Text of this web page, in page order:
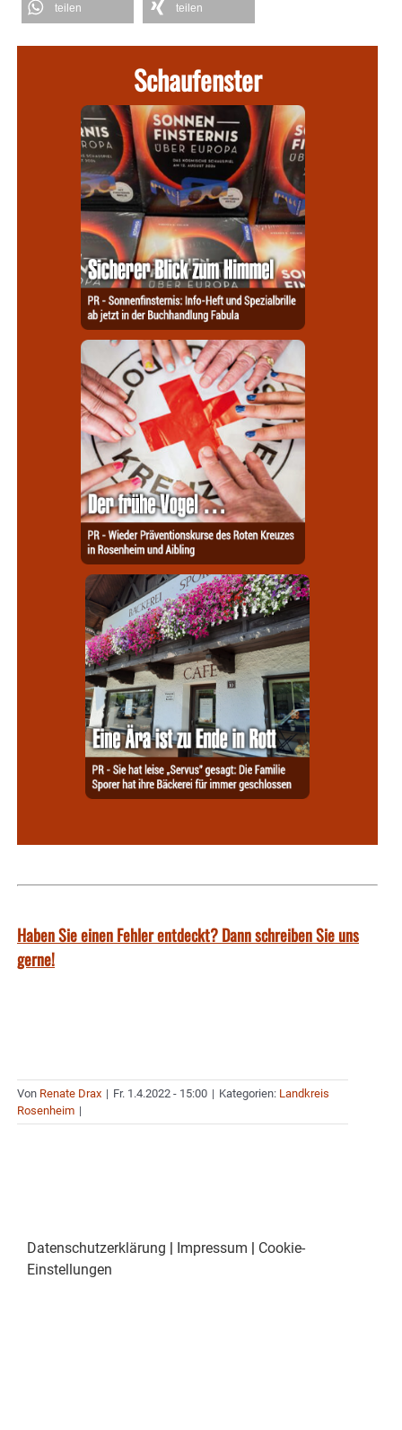
teilen teilen
Schaufenster
Haben Sie einen Fehler entdeckt? Dann schreiben Sie uns
gerne!
Von Renate Drax | Fr. 1.4.2022 - 15:00 | Kategorien: Landkreis
Rosenheim |
Datenschutzerklärung Impressum
Cookie-
Einstellungen